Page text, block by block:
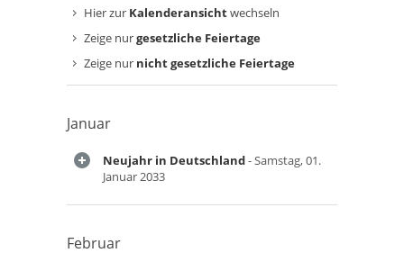
Hier zur Kalenderansichtwechseln
Zeige nurgesetzliche Feiertage
Zeige nur nicht gesetzliche Feiertage
Januar
Neujahr in Deutschland- Samstag, 01.
Januar 2033
Februar